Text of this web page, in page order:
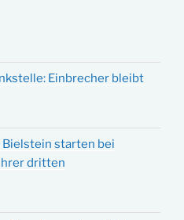
Einbrecher bleibt
Bielstein starten bei
dritten